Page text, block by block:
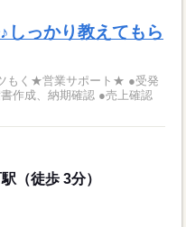
っかり教えてもら
く★営業サポート★ ●受発
作成、納期確認 ●売上確認
（徒歩 3分）